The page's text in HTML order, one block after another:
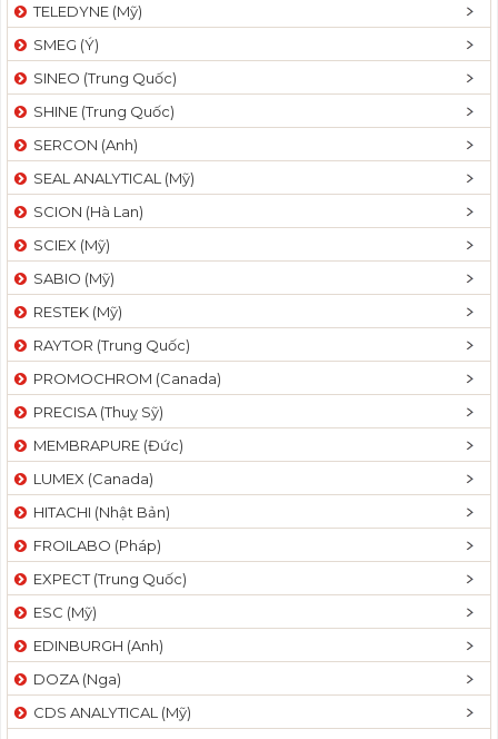
TELEDYNE (Mỹ)
SMEG (Ý)
SINEO (Trung Quốc)
SHINE (Trung Quốc)
SERCON (Anh)
SEAL ANALYTICAL (Mỹ)
SCION (Hà Lan)
SCIEX (Mỹ)
SABIO (Mỹ)
RESTEK (Mỹ)
RAYTOR (Trung Quốc)
PROMOCHROM (Canada)
PRECISA (Thuỵ Sỹ)
MEMBRAPURE (Đức)
LUMEX (Canada)
HITACHI (Nhật Bản)
FROILABO (Pháp)
EXPECT (Trung Quốc)
ESC (Mỹ)
EDINBURGH (Anh)
DOZA (Nga)
CDS ANALYTICAL (Mỹ)